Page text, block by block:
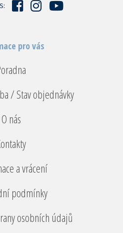
pro vás
/ Stav objednávky
O nás
a vrácení
podmínky
osobních údajů